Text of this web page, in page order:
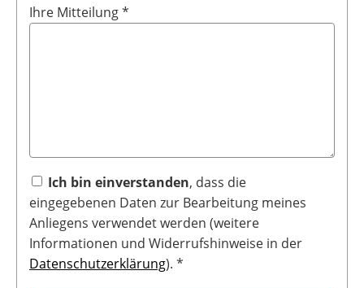
Ihre Mitteilung *
Ich bin einverstanden, dass die
eingegebenen Daten zur Bearbeitung meines
Anliegens verwendet werden (weitere
Informationen und Widerrufshinweise in der
Datenschutzerklärung). *